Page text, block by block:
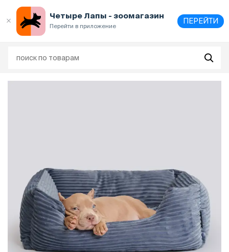
Четыре Лапы - зоомагазин
Перейти в приложение
ПЕРЕЙТИ